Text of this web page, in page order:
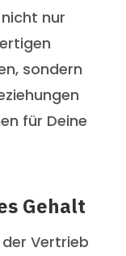
nur
sondern
für Deine
Gehalt
Vertrieb